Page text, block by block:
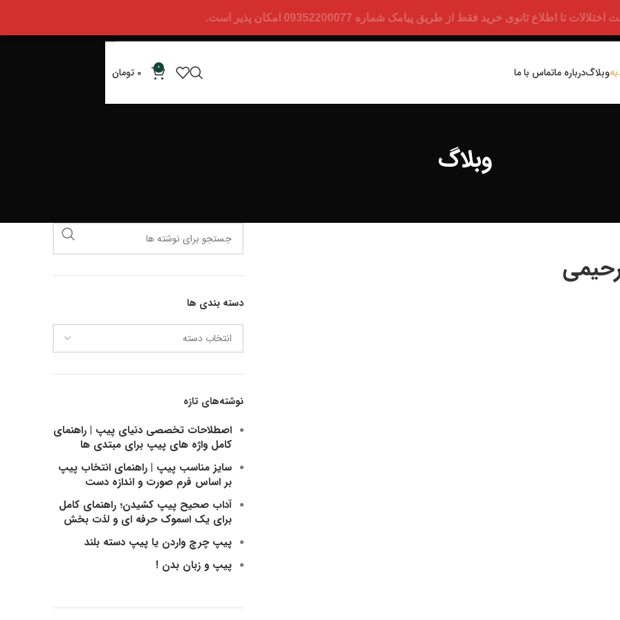
تا اطلاع ثانوی خرید فقط از طریق پیامک شماره 09352200077 امکان پذیر است.
وبلاگدرباره ماتماس با ما 0
0 تومان
وبلاگ
دسته بندی ها
دسته
بندی
نوشته‌های تازه
اصطلاحات تخصصی دنیای پیپ | راهنمای
کامل واژه های پیپ برای مبتدی ها
سایز مناسب پیپ | راهنمای انتخاب پیپ
بر اساس فرم صورت و اندازه دست
آداب صحیح پیپ کشیدن؛ راهنمای کامل
برای یک اسموک حرفه ای و لذت بخش
پیپ چرچ واردن یا پیپ دسته بلند
پیپ و زبان بدن !